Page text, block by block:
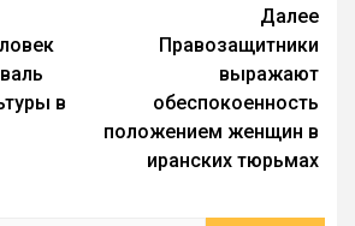
в
Далее
Правозащитники
выражают
обеспокоенность
положением женщин в
иранских тюрьмах